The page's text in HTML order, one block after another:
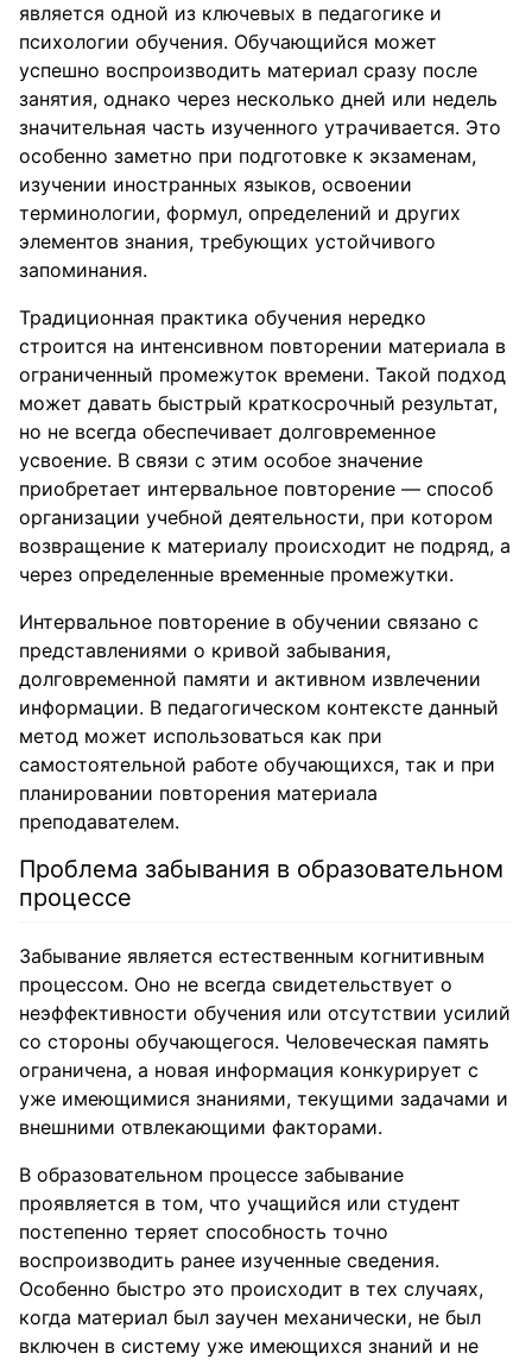
является одной из ключевых в педагогике и
психологии обучения. Обучающийся может
успешно воспроизводить материал сразу после
занятия, однако через несколько дней или недель
значительная часть изученного утрачивается. Это
особенно заметно при подготовке к экзаменам,
изучении иностранных языков, освоении
терминологии, формул, определений и других
элементов знания, требующих устойчивого
запоминания.
Традиционная практика обучения нередко
строится на интенсивном повторении материала в
ограниченный промежуток времени. Такой подход
может давать быстрый краткосрочный результат,
но не всегда обеспечивает долговременное
усвоение. В связи с этим особое значение
приобретает интервальное повторение — способ
организации учебной деятельности, при котором
возвращение к материалу происходит не подряд, а
через определенные временные промежутки.
Интервальное повторение в обучении связано с
представлениями о кривой забывания,
долговременной памяти и активном извлечении
информации. В педагогическом контексте данный
метод может использоваться как при
самостоятельной работе обучающихся, так и при
планировании повторения материала
преподавателем.
Проблема забывания в образовательном
процессе
Забывание является естественным когнитивным
процессом. Оно не всегда свидетельствует о
неэффективности обучения или отсутствии усилий
со стороны обучающегося. Человеческая память
ограничена, а новая информация конкурирует с
уже имеющимися знаниями, текущими задачами и
внешними отвлекающими факторами.
В образовательном процессе забывание
проявляется в том, что учащийся или студент
постепенно теряет способность точно
воспроизводить ранее изученные сведения.
Особенно быстро это происходит в тех случаях,
когда материал был заучен механически, не был
включен в систему уже имеющихся знаний и не